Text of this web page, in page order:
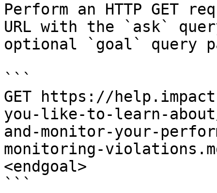
Perform an HTTP GET
URL with the `ask`
optional `goal` query
```
GET https://
you-like-to-learn-
and-monitor-your-
monitoring-
<endgoal>
```